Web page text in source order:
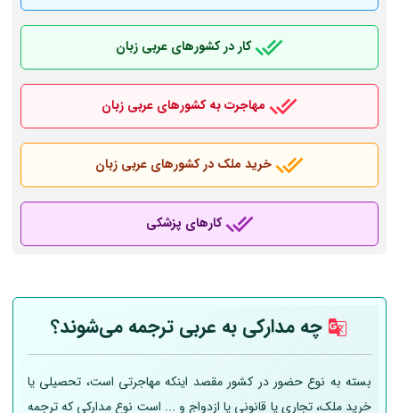
کار در کشورهای عربی زبان
مهاجرت به کشورهای عربی زبان
خرید ملک در کشورهای عربی زبان
کارهای پزشکی
چه مدارکی به عربی ترجمه می‌شوند؟
بسته به نوع حضور در کشور مقصد اینکه مهاجرتی است، تحصیلی یا
خرید ملک، تجاری یا قانونی یا ازدواج و ... است نوع مدارکی که ترجمه